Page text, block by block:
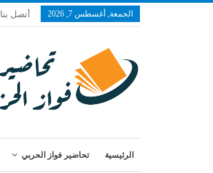
الجمعة, أغسطس 7, 2026 أتصل بنا
الرئيسية تحاضير فواز الحربي